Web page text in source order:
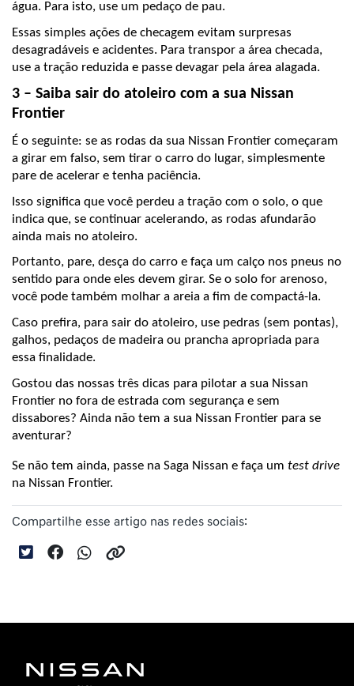
água. Para isto, use um pedaço de pau.
Essas simples ações de checagem evitam surpresas
desagradáveis e acidentes. Para transpor a área checada,
use a tração reduzida e passe devagar pela área alagada.
3 – Saiba sair do atoleiro com a sua Nissan
Frontier
É o seguinte: se as rodas da sua Nissan Frontier começaram
a girar em falso, sem tirar o carro do lugar, simplesmente
pare de acelerar e tenha paciência.
Isso significa que você perdeu a tração com o solo, o que
indica que, se continuar acelerando, as rodas afundarão
ainda mais no atoleiro.
Portanto, pare, desça do carro e faça um calço nos pneus no
sentido para onde eles devem girar. Se o solo for arenoso,
você pode também molhar a areia a fim de compactá-la.
Caso prefira, para sair do atoleiro, use pedras (sem pontas),
galhos, pedaços de madeira ou prancha apropriada para
essa finalidade.
Gostou das nossas três dicas para pilotar a sua Nissan
Frontier no fora de estrada com segurança e sem
dissabores? Ainda não tem a sua Nissan Frontier para se
aventurar?
Se não tem ainda, passe na Saga Nissan e faça um test drive
na Nissan Frontier.
Compartilhe esse artigo nas redes sociais: